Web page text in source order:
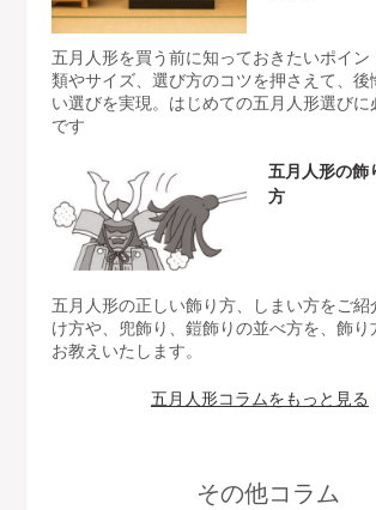
五月人形を買う前に知っておきたいポイン
類やサイズ、選び方のコツを押さえて、後
い選びを実現。はじめての五月人形選びに
です
五月人形の飾
方
五月人形の正しい飾り方、しまい方をご紹
け方や、兜飾り、鎧飾りの並べ方を、飾り
お教えいたします。
五月人形コラムをもっと見る
その他コラム